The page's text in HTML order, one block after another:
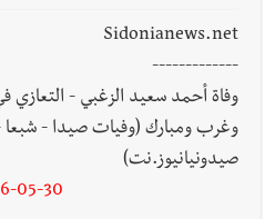
أخبار لبنان
اجتماعات روما : هذا
للمفاوضات ... أيّ نتائج حاسمة؟
Sidonianews.net
-------------
وغرب ومبارك (وفيات صيدا - شبعا
صيدونيانيوز.نت)
05-30